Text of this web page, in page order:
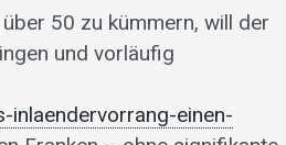
50 zu kümmern, will der
und vorläufig
einen-